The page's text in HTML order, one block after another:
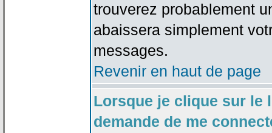
trouverez probablement
abaissera simplement
messages.
Revenir en haut de page
Lorsque je clique sur le
demande de me